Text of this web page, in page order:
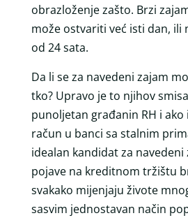
obrazloženje zašto. Brzi
može ostvariti već isti dan, ili
od 24 sata.
Da li se za navedeni zajam
tko? Upravo je to njihov
punoljetan građanin RH i ako
račun u banci sa stalnim
idealan kandidat za navedeni
pojave na kreditnom tržištu
svakako mijenjaju živote
sasvim jednostavan način